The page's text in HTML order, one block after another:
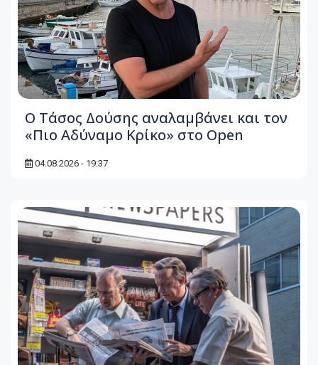
Ο Τάσος Δούσης αναλαμβάνει και τον
«Πιο Αδύναμο Κρίκο» στο Open
04.08.2026 - 19:37